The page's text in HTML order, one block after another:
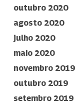
outubro 2020
agosto 2020
julho 2020
maio 2020
novembro 2019
outubro 2019
setembro 2019